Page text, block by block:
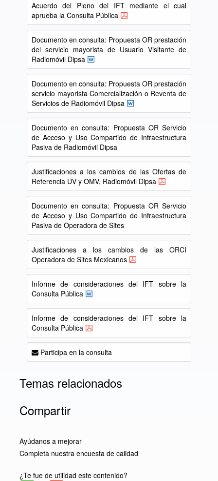
Acuerdo del Pleno del IFT mediante el cual
aprueba la Consulta Pública
Documento en consulta: Propuesta OR prestación
del servicio mayorista de Usuario Visitante de
Radiomóvil Dipsa
Documento en consulta: Propuesta OR prestación
servicio mayorista Comercialización o Reventa de
Servicios de Radiomóvil Dipsa
Documento en consulta: Propuesta OR Servicio
de Acceso y Uso Compartido de Infraestructura
Pasiva de Radiomóvil Dipsa
Justificaciones a los cambios de las Ofertas de
Referencia UV y OMV, Radiomóvil Dipsa
Documento en consulta: Propuesta OR Servicio
de Acceso y Uso Compartido de Infraestructura
Pasiva de Operadora de Sites
Justificaciones a los cambios de las ORCI
Operadora de Sites Mexicanos
Informe de consideraciones del IFT sobre la
Consulta Pública
Informe de consideraciones del IFT sobre la
Consulta Pública
Participa en la consulta
Temas relacionados
Compartir
Ayúdanos a mejorar
Completa nuestra encuesta de calidad
¿Te fue de utilidad este contenido?